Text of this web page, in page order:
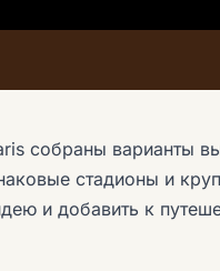
собраны варианты
стадионы и
и добавить к